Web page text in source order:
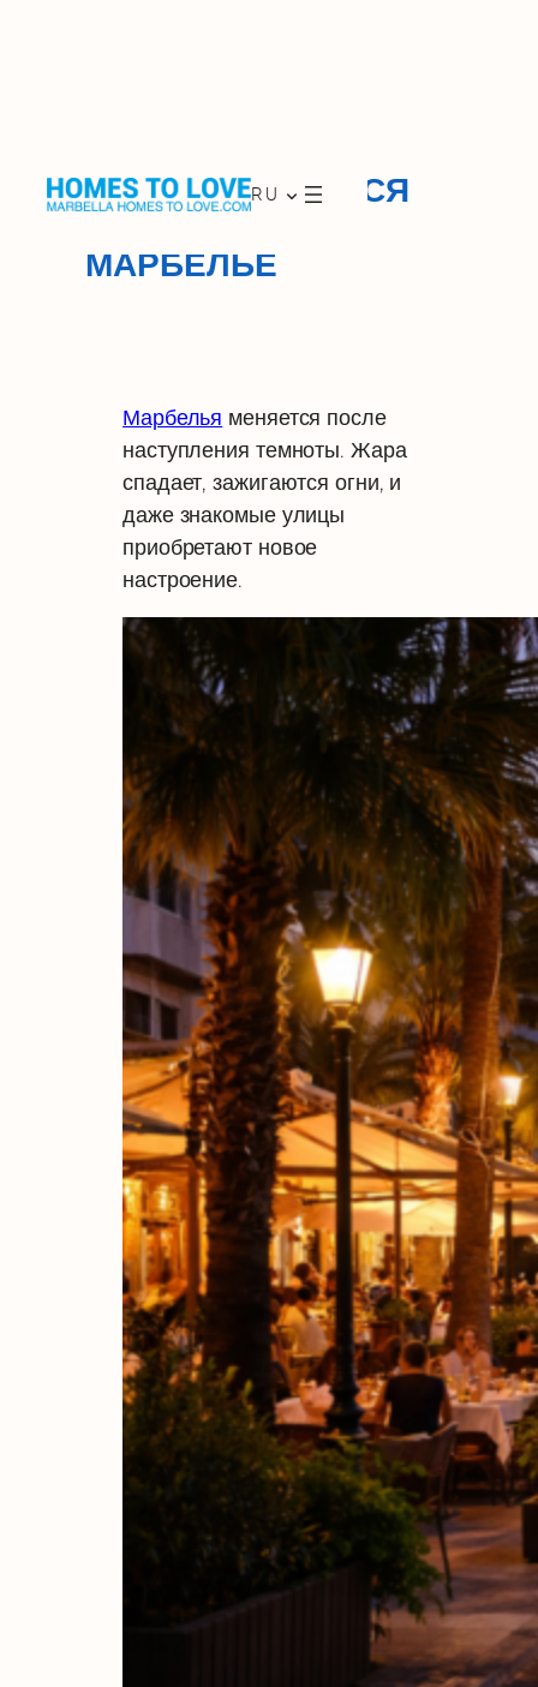
content
RU
ГДЕ ПРОГУЛЯТЬСЯ
МАРБЕЛЬЕ
Марбелья меняется после
наступления темноты. Жара
спадает, зажигаются огни, и
даже знакомые улицы
приобретают новое
настроение.